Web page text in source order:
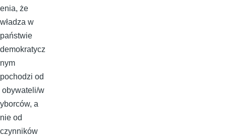
enia, że
władza w
państwie
demokratycz
nym
pochodzi od
obywateli/w
yborców, a
nie od
czynników